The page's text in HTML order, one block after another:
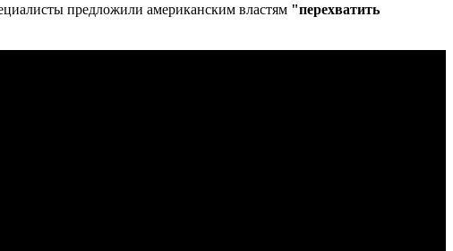
предложили американским властям "перехватить